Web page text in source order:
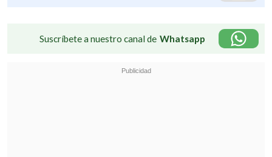
Suscríbete a nuestro canal de Whatsapp